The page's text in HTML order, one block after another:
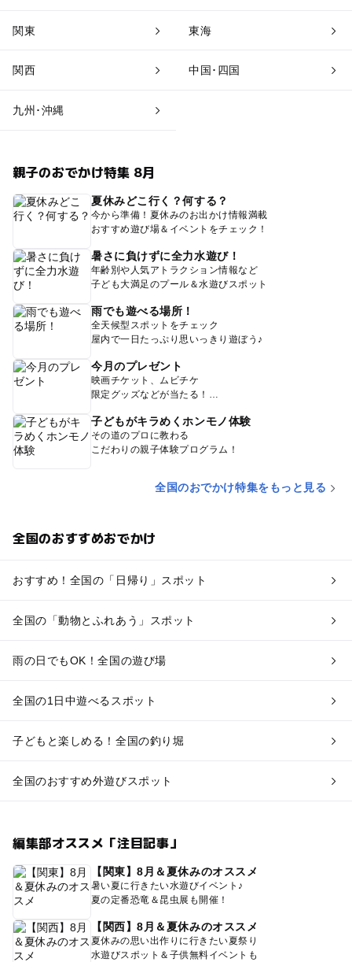
関東 東海
関西 中国･四国
九州･沖縄
親子のおでかけ特集 8月
夏休みどこ行く？何する？
今から準備！夏休みのお出かけ情報満載
おすすめ遊び場＆イベントをチェック！
暑さに負けずに全力水遊び！
年齢別や人気アトラクション情報など
子ども大満足のプール＆水遊びスポット
雨でも遊べる場所！
全天候型スポットをチェック
屋内で一日たっぷり思いっきり遊ぼう♪
今月のプレゼント
映画チケット、ムビチケ
限定グッズなどが当たる！
子どもがキラめくホンモノ体験
その道のプロに教わる
こだわりの親子体験プログラム！
全国のおでかけ特集をもっと見る
全国のおすすめおでかけ
おすすめ！全国の「日帰り」スポット
全国の「動物とふれあう」スポット
雨の日でもOK！全国の遊び場
全国の1日中遊べるスポット
子どもと楽しめる！全国の釣り堀
全国のおすすめ外遊びスポット
編集部オススメ「注目記事」
【関東】8月＆夏休みのオススメ
暑い夏に行きたい水遊びイベント♪
夏の定番恐竜＆昆虫展も開催！
【関西】8月＆夏休みのオススメ
夏休みの思い出作りに行きたい夏祭り
水遊びスポット＆子供無料イベントも